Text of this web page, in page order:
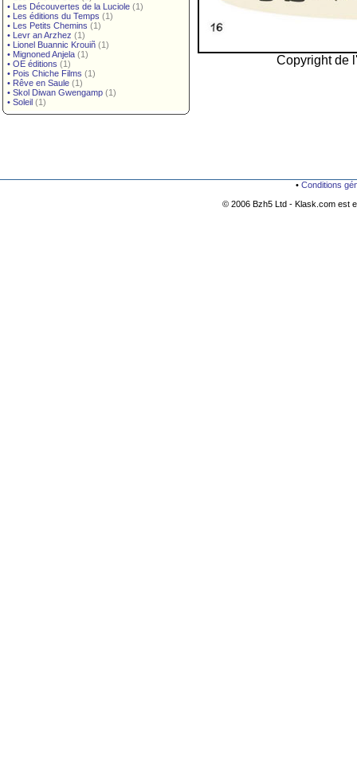
• Les Découvertes de la Luciole (1)
• Les éditions du Temps (1)
• Les Petits Chemins (1)
• Levr an Arzhez (1)
• Lionel Buannic Krouiñ (1)
• Mignoned Anjela (1)
• OE éditions (1)
• Pois Chiche Films (1)
• Rêve en Saule (1)
• Skol Diwan Gwengamp (1)
• Soleil (1)
Copyright de
• Conditions
© 2006 Bzh5 Ltd - Klask.com est